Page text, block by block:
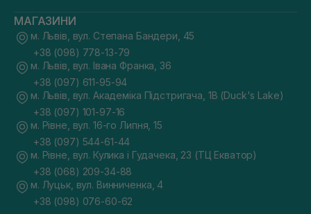
МАГАЗИНИ
м. Львів, вул. Степана Бандери, 45
+38 (098) 778-13-79
м. Львів, вул. Івана Франка, 36
+38 (097) 611-95-94
м. Львів, вул. Академіка Підстригача, 1В (Duck's Lake)
+38 (097) 101-97-16
м. Рівне, вул. 16-го Липня, 15
+38 (097) 544-61-44
м. Рівне, вул. Кулика і Гудачека, 23 (ТЦ Екватор)
+38 (068) 209-34-88
м. Луцьк, вул. Винниченка, 4
+38 (098) 076-60-62